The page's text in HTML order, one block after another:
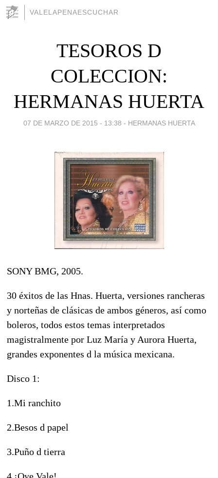
VALELAPENAESCUCHAR
TESOROS D
COLECCION:
HERMANAS HUERTA
07 DE MARZO DE 2015 - 13:38 - HERMANAS HUERTA
SONY BMG, 2005.
30 éxitos de las Hnas. Huerta, versiones rancheras
y norteñas de clásicas de ambos géneros, así como
boleros, todos estos temas interpretados
magistralmente por Luz María y Aurora Huerta,
grandes exponentes d la música mexicana.
Disco 1:
1.Mi ranchito
2.Besos d papel
3.Puño d tierra